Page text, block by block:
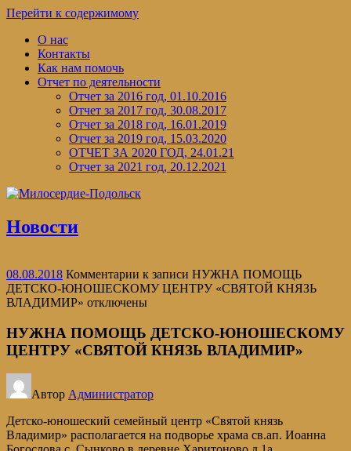
Перейти к содержимому
О нас
Контакты
Как нам помочь
Отчет по деятельности
Отчет за 2016 год, 01.10.2016
Отчет за 2017 год, 30.08.2017
Отчет за 2018 год, 16.01.2019
Отчет за 2019 год, 15.03.2020
ОТЧЕТ ЗА 2020 ГОД, 24.01.21
Отчет за 2021 год, 20.12.2021
Новости
08.08.2018 Комментарии к записи НУЖНА ПОМОЩЬ
ДЕТСКО-ЮНОШЕСКОМУ ЦЕНТРУ «СВЯТОЙ КНЯЗЬ
ВЛАДИМИР» отключены
НУЖНА ПОМОЩЬ ДЕТСКО-ЮНОШЕСКОМУ
ЦЕНТРУ «СВЯТОЙ КНЯЗЬ ВЛАДИМИР»
Автор Администратор
Детско-юношеский семейный центр «Святой князь
Владимир» располагается на подворье храма св.ап. Иоанна